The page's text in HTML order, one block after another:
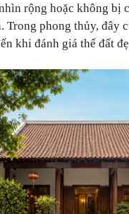
rộng hoặc không bị
Trong phong thủy, đây
khi đánh giá thế đất